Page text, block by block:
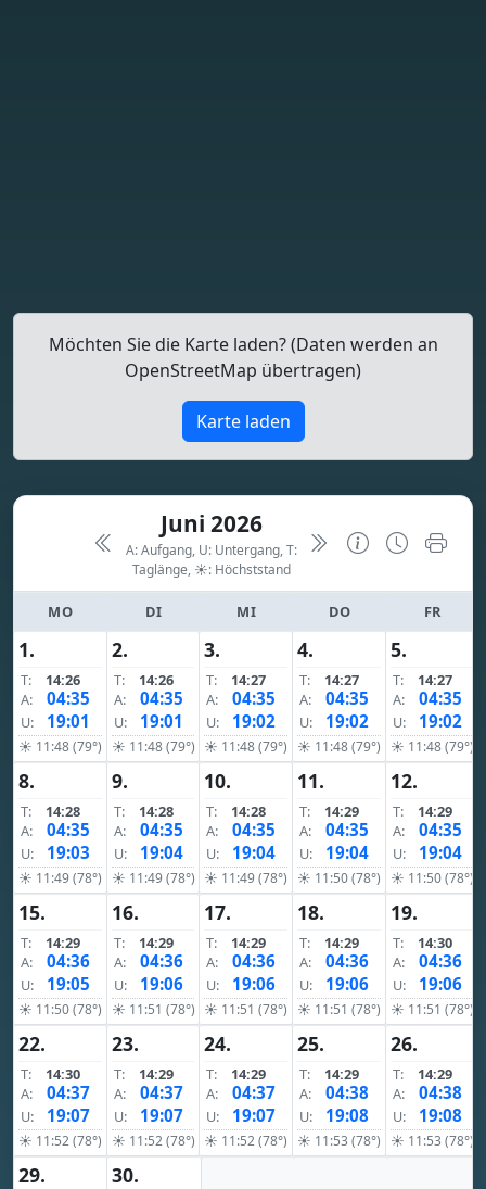
Möchten Sie die Karte laden? (Daten werden an
OpenStreetMap übertragen)
Karte laden
Juni 2026
A: Aufgang, U: Untergang, T:
Taglänge, ☀: Höchststand
MO DI MI DO FR
1.
T:
14:26
A:
04:35
U: 19:01
☀ 11:48 (79°)
2.
T:
14:26
A:
04:35
U: 19:01
☀ 11:48 (79°)
3.
T:
14:27
A:
04:35
U: 19:02
☀ 11:48 (79°)
4.
T:
14:27
A:
04:35
U: 19:02
☀ 11:48 (79°)
5.
T:
14:27
A:
04:35
U: 19:02
☀ 11:48 (79°)
8.
T:
14:28
A:
04:35
U: 19:03
☀ 11:49 (78°)
9.
T:
14:28
A:
04:35
U: 19:04
☀ 11:49 (78°)
10.
T:
14:28
A:
04:35
U: 19:04
☀ 11:49 (78°)
11.
T:
14:29
A:
04:35
U: 19:04
☀ 11:50 (78°)
12.
T:
14:29
A:
04:35
U: 19:04
☀ 11:50 (78°)
15.
T:
14:29
A:
04:36
U: 19:05
☀ 11:50 (78°)
16.
T:
14:29
A:
04:36
U: 19:06
☀ 11:51 (78°)
17.
T:
14:29
A:
04:36
U: 19:06
☀ 11:51 (78°)
18.
T:
14:29
A:
04:36
U: 19:06
☀ 11:51 (78°)
19.
T:
14:30
A:
04:36
U: 19:06
☀ 11:51 (78°)
22.
T:
14:30
A:
04:37
U: 19:07
☀ 11:52 (78°)
23.
T:
14:29
A:
04:37
U: 19:07
☀ 11:52 (78°)
24.
T:
14:29
A:
04:37
U: 19:07
☀ 11:52 (78°)
25.
T:
14:29
A:
04:38
U: 19:08
☀ 11:53 (78°)
26.
T:
14:29
A:
04:38
U: 19:08
☀ 11:53 (78°)
29. 30.